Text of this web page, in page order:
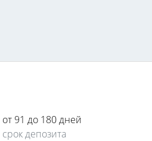
от 91 до 180 дней
срок депозита